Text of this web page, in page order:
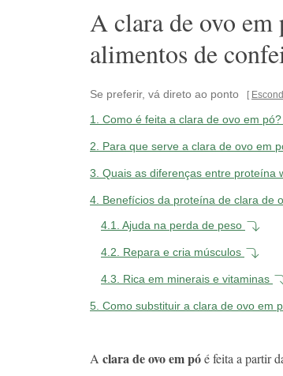
A clara de ovo em
alimentos de
Se preferir, vá direto ao ponto
1. Como é feita a clara de ovo em pó?
2. Para que serve a clara de ovo em
3. Quais as diferenças entre proteína
4. Benefícios da proteína de clara de
4.1.
Ajuda na perda de peso
4.2. Repara e cria músculos
4.3. Rica em minerais e vitaminas
5. Como substituir a clara de ovo em
A clara de ovo em póé feita a partir